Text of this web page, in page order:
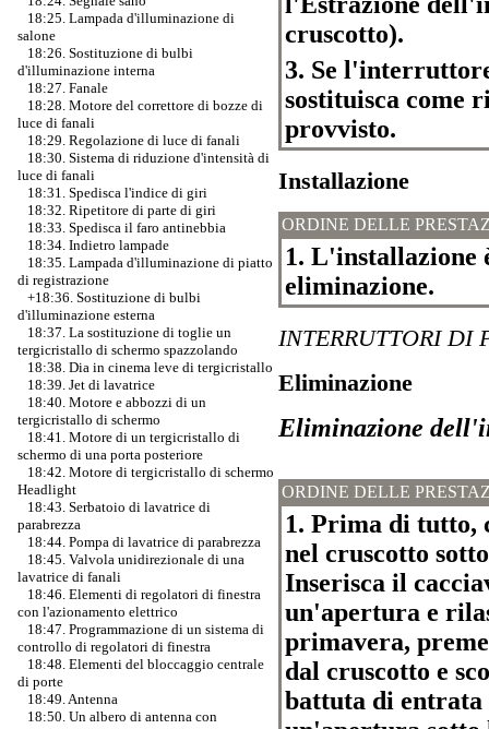
18:25. Lampada d'illuminazione di
salone
18:26. Sostituzione di bulbi
d'illuminazione interna
18:27. Fanale
18:28. Motore del correttore di bozze di
luce di fanali
18:29. Regolazione di luce di fanali
18:30. Sistema di riduzione d'intensità di
luce di fanali
18:31. Spedisca l'indice di giri
18:32. Ripetitore di parte di giri
18:33. Spedisca il faro antinebbia
18:34. Indietro lampade
18:35. Lampada d'illuminazione di piatto
di registrazione
+18:36. Sostituzione di bulbi
d'illuminazione esterna
18:37. La sostituzione di toglie un
tergicristallo di schermo spazzolando
18:38. Dia in cinema leve di tergicristallo
18:39. Jet di lavatrice
18:40. Motore e abbozzi di un
tergicristallo di schermo
18:41. Motore di un tergicristallo di
schermo di una porta posteriore
18:42. Motore di tergicristallo di schermo
Headlight
18:43. Serbatoio di lavatrice di
parabrezza
18:44. Pompa di lavatrice di parabrezza
18:45. Valvola unidirezionale di una
lavatrice di fanali
18:46. Elementi di regolatori di finestra
con l'azionamento elettrico
18:47. Programmazione di un sistema di
controllo di regolatori di finestra
18:48. Elementi del bloccaggio centrale
di porte
18:49. Antenna
18:50. Un albero di antenna con
cruscotto).
3. Se
sostituisca come
provvisto.
Installazione
ORDINE DELLE
1. L'installazione
eliminazione.
INTERRUTTORI DI
Eliminazione
Eliminazione
ORDINE DELLE
1. Prima di tutto,
nel cruscotto
Inserisca il
un'apertura e
primavera,
dal cruscotto e
battuta di